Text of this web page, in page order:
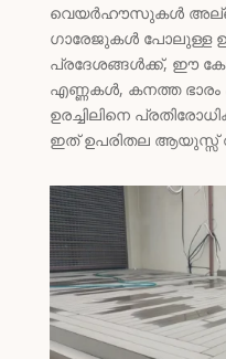
വെയർഹൗസുകൾ
ഗാരേജുകൾ പോലുള്ള
പ്രദേശങ്ങൾക്ക്, ഈ
എണ്ണകൾ, കനത്ത ഭാരം
ഉരച്ചിലിനെ
ഇത് ഉപരിതല ആയുസ്സ്